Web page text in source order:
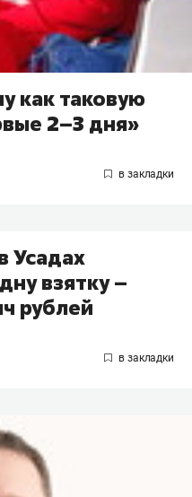
как таковую
2–3 дня»
Усадах
взятку –
рублей